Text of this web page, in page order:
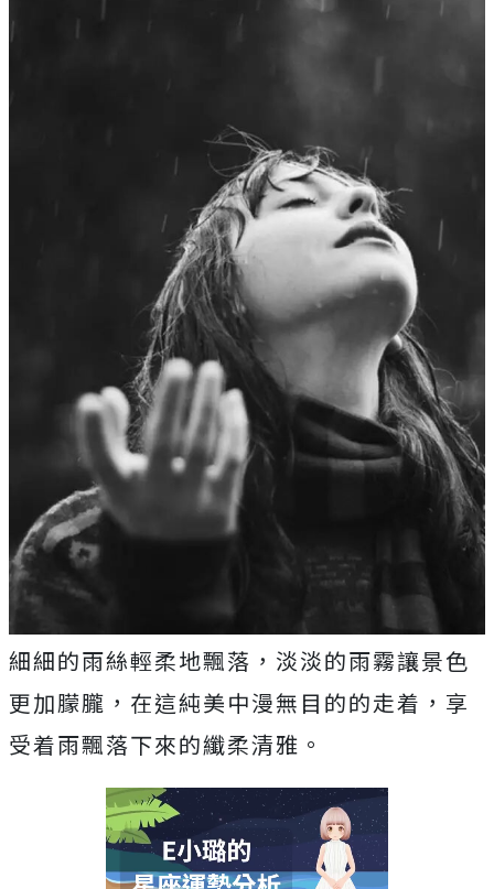
細細的雨絲輕柔地飄落，淡淡的雨霧讓景色
更加朦朧，在這純美中漫無目的的走着，享
受着雨飄落下來的纖柔清雅。
arrow_forward_ios 閱讀文章